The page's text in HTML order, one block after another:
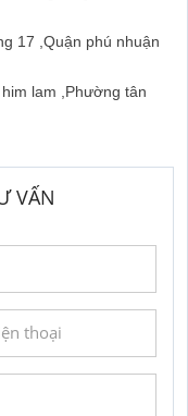
17 ,Quận phú nhuận
lam ,Phường tân
VẤN